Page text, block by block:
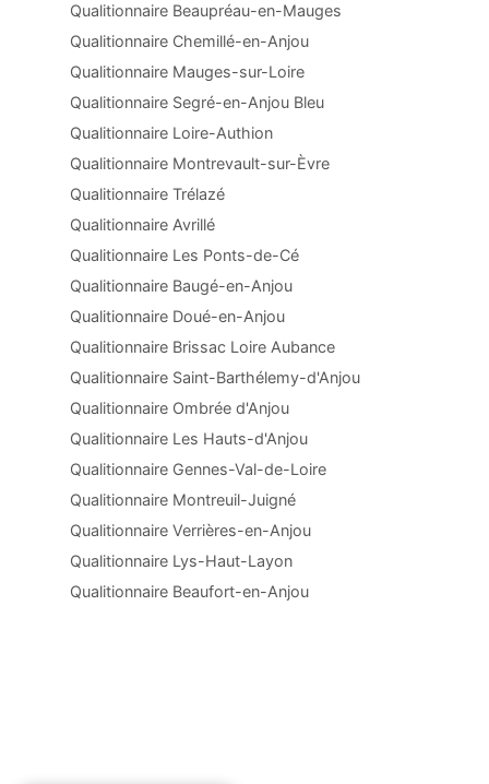
Qualitionnaire Beaupréau-en-Mauges
Qualitionnaire Chemillé-en-Anjou
Qualitionnaire Mauges-sur-Loire
Qualitionnaire Segré-en-Anjou Bleu
Qualitionnaire Loire-Authion
Qualitionnaire Montrevault-sur-Èvre
Qualitionnaire Trélazé
Qualitionnaire Avrillé
Qualitionnaire Les Ponts-de-Cé
Qualitionnaire Baugé-en-Anjou
Qualitionnaire Doué-en-Anjou
Qualitionnaire Brissac Loire Aubance
Qualitionnaire Saint-Barthélemy-d'Anjou
Qualitionnaire Ombrée d'Anjou
Qualitionnaire Les Hauts-d'Anjou
Qualitionnaire Gennes-Val-de-Loire
Qualitionnaire Montreuil-Juigné
Qualitionnaire Verrières-en-Anjou
Qualitionnaire Lys-Haut-Layon
Qualitionnaire Beaufort-en-Anjou